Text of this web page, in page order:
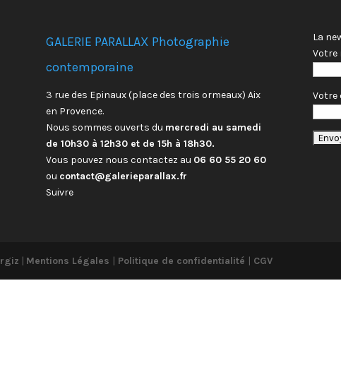
GALERIE PARALLAX Photographie
contemporaine
3 rue des Epinaux (place des trois ormeaux) Aix
en Provence.
Nous sommes ouverts du mercredi au samedi
de 10h30 à 12h30 et de 15h à 18h30.
Vous pouvez nous contactez au 06 60 55 20 60
ou contact@galerieparallax.fr
Suivre
La
Votre
Votre
| Mentions Légales | Politique de confidentialité | CGV